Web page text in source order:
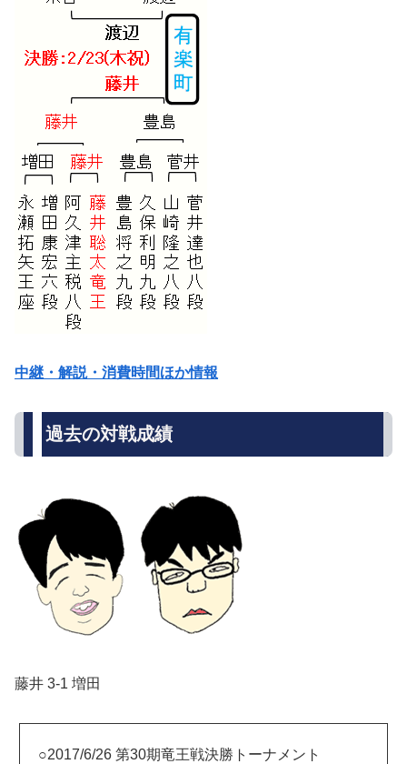
中継・解説・消費時間ほか情報
過去の対戦成績
藤井 3-1 増田
○2017/6/26 第30期竜王戦決勝トーナメント